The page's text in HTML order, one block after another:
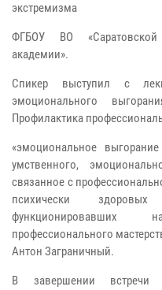
экстремизма
ФГБОУ ВО «Саратовской
академии».
Спикер выступил с
эмоционального
Профилактика
«эмоциональное
умственного,
связанное с
психически
профессионального
Антон Заграничный.
В завершении